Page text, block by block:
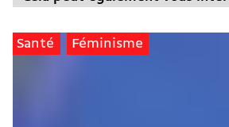
Santé Féminisme